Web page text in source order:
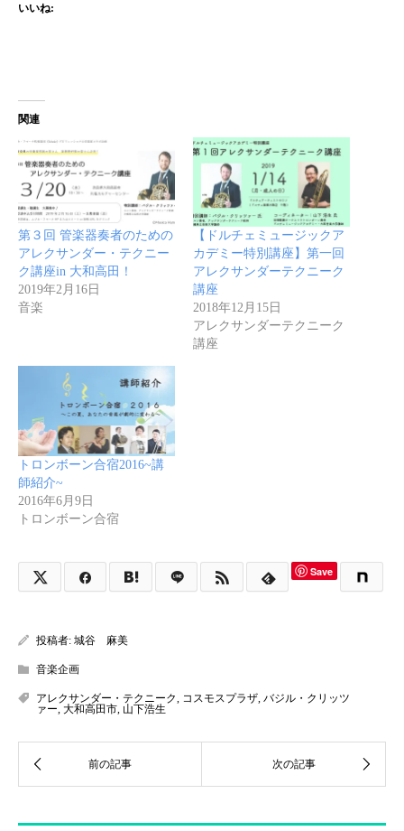
いいね:
関連
第３回 管楽器奏者のための
アレクサンダー・テクニー
ク講座in 大和高田！
2019年2月16日
音楽
【ドルチェミュージックア
カデミー特別講座】第一回
アレクサンダーテクニーク
講座
2018年12月15日
アレクサンダーテクニーク
講座
トロンボーン合宿2016~講
師紹介~
2016年6月9日
トロンボーン合宿
Save
投稿者: 城谷 麻美
音楽企画
アレクサンダー・テクニーク コスモスプラザ バジル・クリッツ
ァー 大和高田市 山下浩生